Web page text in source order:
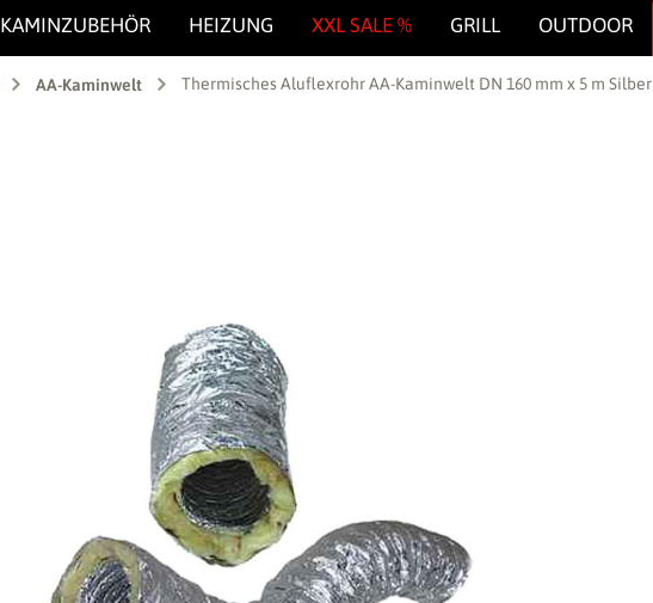
KAMINZUBEHÖR HEIZUNG XXL SALE % GRILL OUTDOOR
AA-Kaminwelt Thermisches Aluflexrohr AA-Kaminwelt DN 160 mm x 5 m Silber